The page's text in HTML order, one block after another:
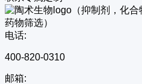
电话:
400-820-0310
邮箱: